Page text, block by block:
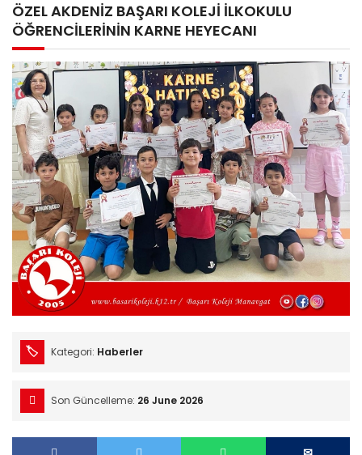
ÖZEL AKDENİZ BAŞARI KOLEJİ İLKOKULU
ÖĞRENCİLERİNİN KARNE HEYECANI
Kategori: Haberler
Son Güncelleme: 26 June 2026